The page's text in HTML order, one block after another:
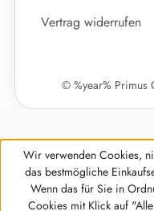
Vertrag widerrufen
© %year% Primus
Wir verwenden Cookies,
das bestmögliche
Wenn das für Sie in
Cookies mit Klick auf